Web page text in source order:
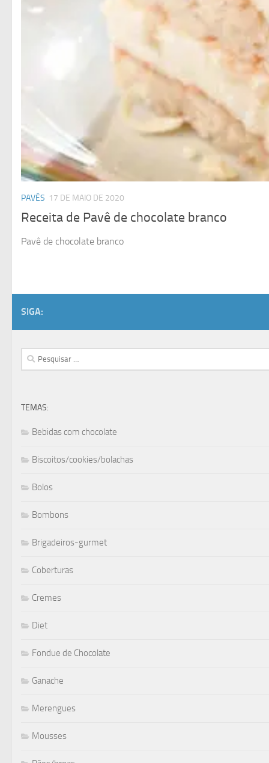
PAVÊS 17 DE MAIO DE 2020
Receita de Pavê de chocolate branco
Pavê de chocolate branco
SIGA:
Pesquisar
por:
TEMAS:
Bebidas com chocolate
Biscoitos/cookies/bolachas
Bolos
Bombons
Brigadeiros-gurmet
Coberturas
Cremes
Diet
Fondue de Chocolate
Ganache
Merengues
Mousses